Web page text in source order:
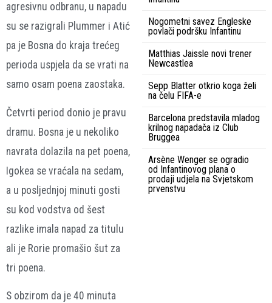
agresivnu odbranu, u napadu
su se razigrali Plummer i Atić
pa je Bosna do kraja trećeg
perioda uspjela da se vrati na
samo osam poena zaostaka.
Četvrti period donio je pravu
dramu. Bosna je u nekoliko
navrata dolazila na pet poena,
Igokea se vraćala na sedam,
a u posljednjoj minuti gosti
su kod vodstva od šest
razlike imala napad za titulu
ali je Rorie promašio šut za
tri poena.
S obzirom da je 40 minuta
Nogometni savez Engleske
povlači podršku Infantinu
Matthias Jaissle novi trener
Newcastlea
Sepp Blatter otkrio koga želi
na čelu FIFA-e
Barcelona predstavila mladog
krilnog napadača iz Club
Bruggea
Arsène Wenger se ogradio
od Infantinovog plana o
prodaji udjela na Svjetskom
prvenstvu